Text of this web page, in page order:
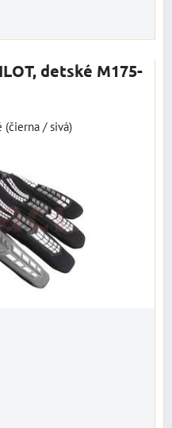
detské M175-
(čierna / sivá)